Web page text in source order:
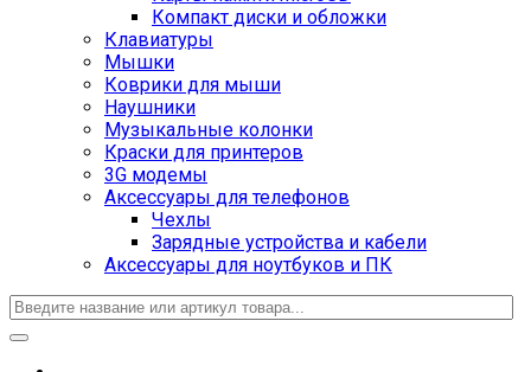
Компакт диски и обложки
Клавиатуры
Мышки
Коврики для мыши
Наушники
Музыкальные колонки
Краски для принтеров
3G модемы
Аксессуары для телефонов
Чехлы
Зарядные устройства и кабели
Аксессуары для ноутбуков и ПК